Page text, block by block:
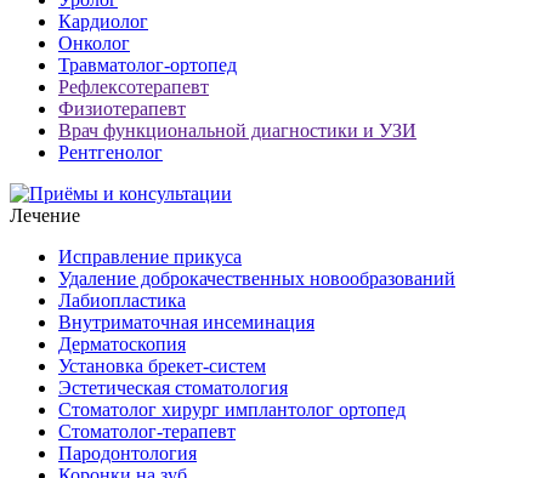
Кардиолог
Онколог
Травматолог-ортопед
Рефлексотерапевт
Физиотерапевт
Врач функциональной диагностики и УЗИ
Рентгенолог
Лечение
Исправление прикуса
Удаление доброкачественных новообразований
Лабиопластика
Внутриматочная инсеминация
Дерматоскопия
Установка брекет-систем
Эстетическая стоматология
Стоматолог хирург имплантолог ортопед
Стоматолог-терапевт
Пародонтология